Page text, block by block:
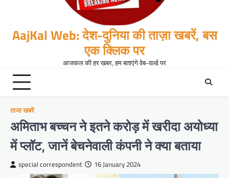
AajKal Web: देश-दुनिया की ताज़ा खबरें, बस
एक क्लिक पर
आजकल की हर खबर, हम बताएंगे वेब-वर्ल्ड पर
ताजा खबरें
अमिताभ बच्चन ने इतने करोड़ में खरीदा अयोध्या
में प्लॉट, जानें बेचनेवाली कंपनी ने क्या बताया
special correspondent 16 January 2024